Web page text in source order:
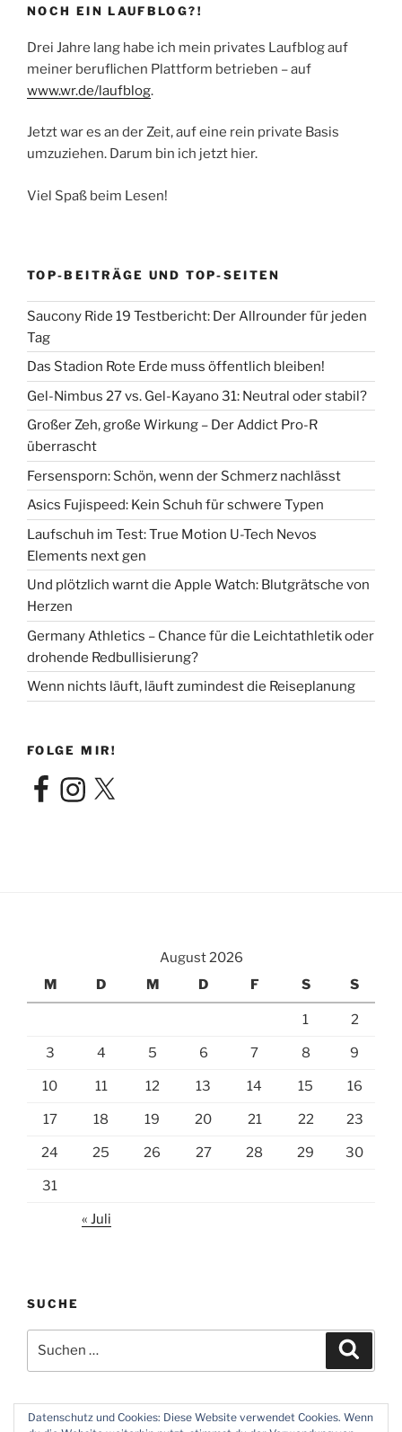
NOCH EIN LAUFBLOG?!
Drei Jahre lang habe ich mein privates Laufblog auf
meiner beruflichen Plattform betrieben – auf
www.wr.de/laufblog.
Jetzt war es an der Zeit, auf eine rein private Basis
umzuziehen. Darum bin ich jetzt hier.
Viel Spaß beim Lesen!
TOP-BEITRÄGE UND TOP-SEITEN
Saucony Ride 19 Testbericht: Der Allrounder für jeden
Tag
Das Stadion Rote Erde muss öffentlich bleiben!
Gel-Nimbus 27 vs. Gel-Kayano 31: Neutral oder stabil?
Großer Zeh, große Wirkung – Der Addict Pro-R
überrascht
Fersensporn: Schön, wenn der Schmerz nachlässt
Asics Fujispeed: Kein Schuh für schwere Typen
Laufschuh im Test: True Motion U-Tech Nevos
Elements next gen
Und plötzlich warnt die Apple Watch: Blutgrätsche von
Herzen
Germany Athletics – Chance für die Leichtathletik oder
drohende Redbullisierung?
Wenn nichts läuft, läuft zumindest die Reiseplanung
FOLGE MIR!
FacebookInstagram
X
August 2026
M
D M D F S S
1 2
3 4 5 6 7 8 9
10 11 12 13 14 15 16
17 18 19 20 21 22 23
24 25 26 27 28 29 30
31
« Juli
SUCHE
nach:
Datenschutz und Cookies: Diese Website verwendet Cookies. Wenn